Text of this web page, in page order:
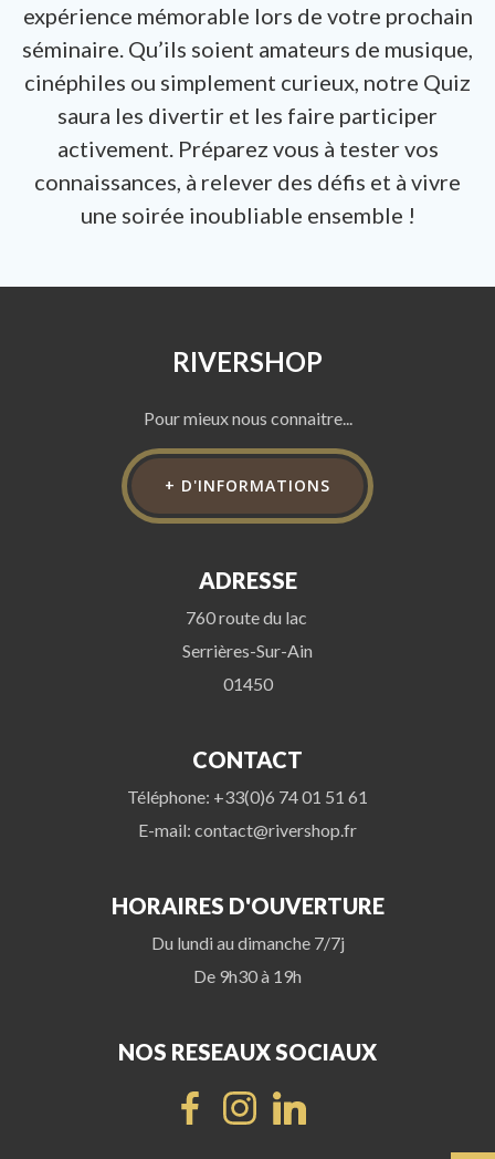
expérience mémorable lors de votre prochain
séminaire. Qu’ils soient amateurs de musique,
cinéphiles ou simplement curieux, notre Quiz
saura les divertir et les faire participer
activement. Préparez vous à tester vos
connaissances, à relever des défis et à vivre
une soirée inoubliable ensemble !
RIVERSHOP
Pour mieux nous connaitre...
+ D'INFORMATIONS
ADRESSE
760 route du lac
Serrières-Sur-Ain
01450
CONTACT
Téléphone: +33(0)6 74 01 51 61
E-mail: contact@rivershop.fr
HORAIRES D'OUVERTURE
Du lundi au dimanche 7/7j
De 9h30 à 19h
NOS RESEAUX SOCIAUX